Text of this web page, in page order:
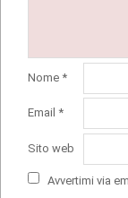
Nome *
Email *
Sito web
Avvertimi via